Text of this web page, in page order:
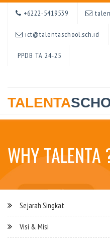
+6222-5419539
ict@talentaschool.sch.id
PPDB TA 24-25
TALENTA
WHY TALENTA
Sejarah Singkat
Visi & Misi